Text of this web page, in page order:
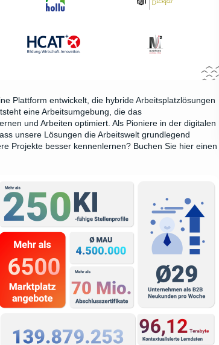
Plattform entwickelt, die hybride Arbeitsplatzlösungen
eine Arbeitsumgebung, die das
und Arbeiten optimiert. Als Pioniere in der digitalen
unsere Lösungen die Arbeitswelt grundlegend
Projekte besser kennenlernen? Buchen Sie hier einen